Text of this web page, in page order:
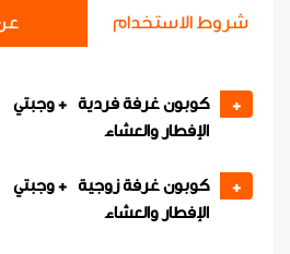
شروط الاستخدام عن
+
كوبون غرفة فردية + وجبتي
الإفطار والعشاء
+
كوبون غرفة زوجية + وجبتي
الإفطار والعشاء